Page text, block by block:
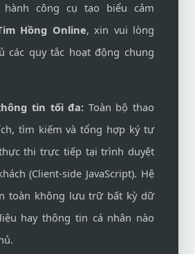
hành công cụ tạo biểu cảm
Hồng Online, xin vui lòng
các quy tắc hoạt động chung
tin tối đa: Toàn bộ thao
tìm kiếm và tổng hợp ký tự
thi trực tiếp tại trình duyệt
(Client-side JavaScript). Hệ
toàn không lưu trữ bất kỳ dữ
hay thông tin cá nhân nào